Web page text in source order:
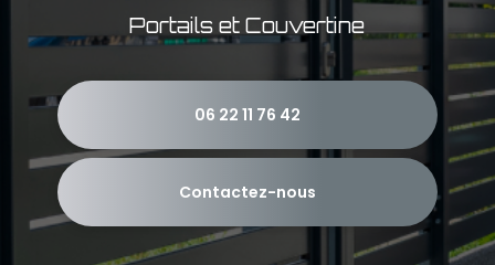
Portails et Couvertine
06 22 11 76 42
Contactez-nous